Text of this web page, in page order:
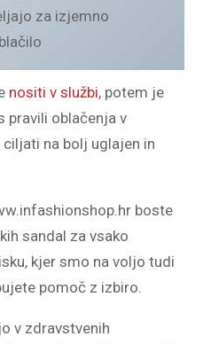
za izjemno
nositi v službi, potem je
pravili oblačenja v
na bolj uglajen in
boste
sandal za vsako
kjer smo na voljo tudi
pomoč z izbiro.
v zdravstvenih